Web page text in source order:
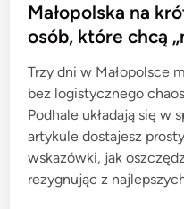
s
t
d
i
n
Małopolska na
osób, które chcą
Trzy dni w Małopolsce
bez logistycznego
Podhale układają się w
artykule dostajesz
wskazówki, jak
rezygnując z